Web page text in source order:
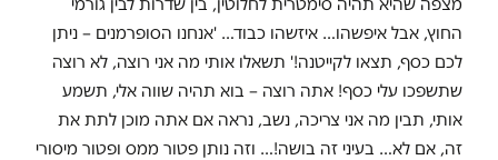
החוץ, אבל איפשהו… איזשהו כבוד… 'אנחנו הסופרמנים – ניתן
לכם כסף, תצאו לקייטנה!' תשאלו אותי מה אני רוצה, לא רוצה
שתשפכו עלי כסף! אתה רוצה – בוא תהיה שווה אלי, תשמע
אותי, תבין מה אני צריכה, נשב, נראה אם אתה מוכן לתת את
זה, אם לא… בעיני זה בושה!… וזה נותן פטור ממס ופטור מיסורי